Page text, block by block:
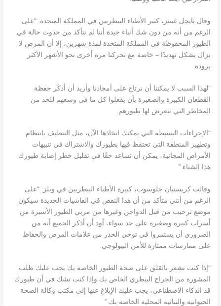
وقال نايجل غيبنز، كبير الأطباء البيطريين في المملكة المتحدة: “على
الرغم من أنه من دون شك أنباء جيدة أننا لم نتأكد من حدوث حالة في
الطيور المحفوظة في المملكة المتحدة لمدة شهرين، إلا أن المرض لا
يزال يشكل تهديدًا – خاصة مع تحركنا مرة أخرى نحو الأشهر الأكثر
برودة.
“لهذا السبب لا يمكننا أن نرتاح على أمجادنا وأريد أن أذكّر حفظة
القطعان الكبيرة والصغيرة بأن يفعلوا كل ما في وسعهم للحد من
المخاطر التي تتعرض لها طيورهم.
“الإجراءات البسيطة التي يمكنك اتخاذها الآن، مثل التنظيف بانتظام
وتطهير المنطقة التي تحتفظ فيها بطيورك والاشتراك في تنبيهات
الأمراض المجانية، يمكن أن تساعد حقًا في تقليل خطر إصابة طيورك
هذا الشتاء.”
وقالت كريستيان جلوسوب، كبيرة الأطباء البيطريين في ويلز: “على
الرغم من أنني متأكد من أن هذا النقص في الفاشيات الجديدة سيكون
موضع ترحيب من قبل الدواجن وغيرها من مربي الطيور الأسيرة من
أسراب كبيرة وصغيرة على حد سواء، أود أن أذكر الجميع أنه من
الضروري أن يستمروا في توخي الحذر من علامات المرض والحفاظ
على ممارسات ممتازة للأمن البيولوجي.
“إذا كنت تشعر بالقلق على صحة الطيور الخاصة بك يجب عليك طلب
المشورة من الجراح البيطري الخاص بك وإذا كنت تشك في أن طيورك
قد الذكاء الاصطناعي، يجب عليك الإبلاغ عنها إلى مكتب وكالة الصحة
الحيوانية والنباتية المحلية الخاصة بك.”